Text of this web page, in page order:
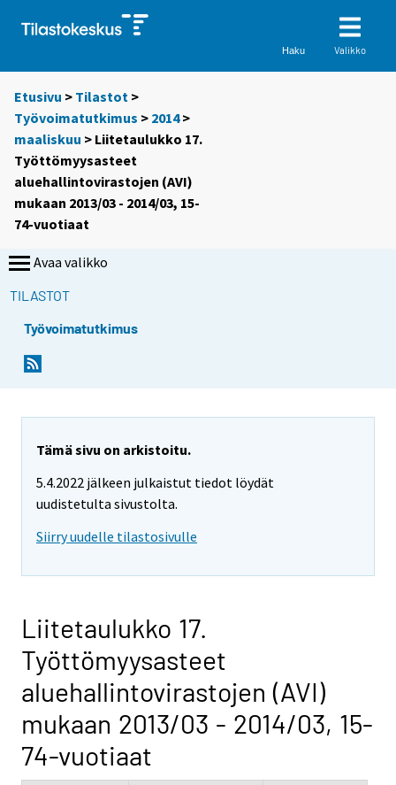
Haku Valikko
Etusivu > Tilastot >
Työvoimatutkimus > 2014>
maaliskuu > Liitetaulukko 17.
Työttömyysasteet
aluehallintovirastojen (AVI)
mukaan 2013/03 - 2014/03, 15-
74-vuotiaat
Avaa valikko
TILASTOT
Työvoimatutkimus
Tämä sivu on arkistoitu.
5.4.2022 jälkeen julkaistut tiedot löydät
uudistetulta sivustolta.
Siirry uudelle tilastosivulle
Liitetaulukko 17.
Työttömyysasteet
aluehallintovirastojen (AVI)
mukaan 2013/03 - 2014/03, 15-
74-vuotiaat